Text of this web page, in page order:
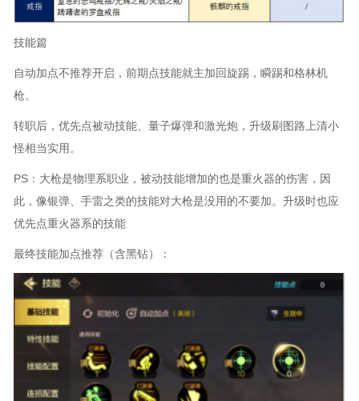
技能篇
自动加点不推荐开启，前期点技能就主加回旋踢，瞬踢和格林机
枪。
转职后，优先点被动技能、量子爆弹和激光炮，升级刷图路上清小
怪相当实用。
PS：大枪是物理系职业，被动技能增加的也是重火器的伤害，因
此，像银弹、手雷之类的技能对大枪是没用的不要加。升级时也应
优先点重火器系的技能
最终技能加点推荐（含黑钻）：